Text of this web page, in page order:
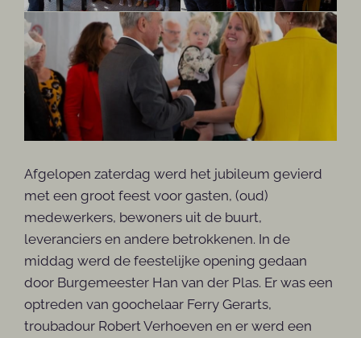
Afgelopen zaterdag werd het jubileum gevierd
met een groot feest voor gasten, (oud)
medewerkers, bewoners uit de buurt,
leveranciers en andere betrokkenen. In de
middag werd de feestelijke opening gedaan
door Burgemeester Han van der Plas. Er was een
optreden van goochelaar Ferry Gerarts,
troubadour Robert Verhoeven en er werd een